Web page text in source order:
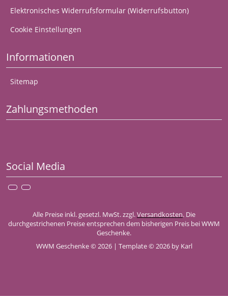
Elektronisches Widerrufsformular (Widerrufsbutton)
Cookie Einstellungen
Informationen
Sitemap
Zahlungsmethoden
Social Media
Alle Preise inkl. gesetzl. MwSt. zzgl.Versandkosten. Die
durchgestrichenen Preise entsprechen dem bisherigen Preis bei WWM
Geschenke.
WWM Geschenke © 2026 | Template © 2026 by Karl